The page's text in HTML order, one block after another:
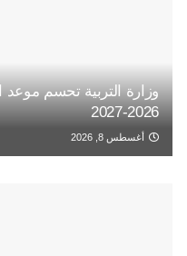
وزارة التربية تحسم
2026-2027
أغسطس 8, 2026